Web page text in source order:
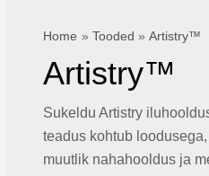
Home Tooded Artistry™
Artistry™
Sukeldu Artistry
teadus kohtub
muutlik nahahooldus ja